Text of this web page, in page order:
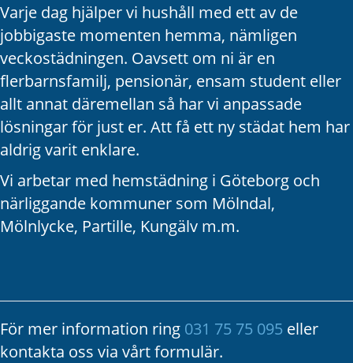
Varje dag hjälper vi hushåll med ett av de
jobbigaste momenten hemma, nämligen
veckostädningen. Oavsett om ni är en
flerbarnsfamilj, pensionär, ensam student eller
allt annat däremellan så har vi anpassade
lösningar för just er. Att få ett ny städat hem har
aldrig varit enklare.
Vi arbetar med hemstädning i Göteborg och
närliggande kommuner som Mölndal,
Mölnlycke, Partille, Kungälv m.m.
För mer information ring 031 75 75 095 eller
kontakta oss via vårt formulär.